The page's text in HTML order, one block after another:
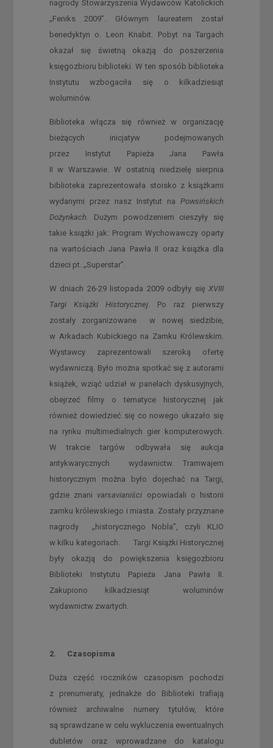
nagrody Stowarzyszenia Wydawców Katolickich
„Feniks 2009”. Głównym laureatem został
benedyktyn o. Leon Knabit. Pobyt na Targach
okazał się świetną okazją do poszerzenia
księgozbioru biblioteki. W ten sposób biblioteka
Instytutu wzbogaciła się o kilkadziesiąt
woluminów.
Biblioteka włącza się również w organizację
bieżących inicjatyw podejmowanych
przez Instytut Papieża Jana Pawła
II w Warszawie. W ostatnią niedzielę sierpnia
biblioteka zaprezentowała stoisko z książkami
wydanymi przez nasz Instytut naPowsińskich
Dożynkach.
Dużym powodzeniem cieszyły się
takie książki jak: Program Wychowawczy oparty
na wartościach Jana Pawła II oraz książka dla
dzieci pt. „Superstar”.
W dniach 26-29 listopada 2009 odbyły się XVIII
Targi Książki Historycznej. Po raz pierwszy
zostały zorganizowane w nowej siedzibie,
w Arkadach Kubickiego na Zamku Królewskim.
Wystawcy zaprezentowali szeroką ofertę
wydawniczą. Było można spotkać się z autorami
książek, wziąć udział w panelach dyskusyjnych,
obejrzeć filmy o tematyce historycznej jak
również dowiedzieć się co nowego ukazało się
na rynku multimedialnych gier komputerowych.
W trakcie targów odbywała się aukcja
antykwarycznych wydawnictw. Tramwajem
historycznym można było dojechać na Targi,
gdzie znani varsavianiści opowiadali o historii
zamku królewskiego i miasta. Zostały przyznane
nagrody „historycznego Nobla”, czyli KLIO
w kilku kategoriach. Targi Książki Historycznej
były okazją do powiększenia księgozbioru
Biblioteki Instytutu Papieża Jana Pawła II.
Zakupiono kilkadziesiąt woluminów
wydawnictw zwartych.
2. Czasopisma
Duża część roczników czasopism pochodzi
z prenumeraty, jednakże do Biblioteki trafiają
również archiwalne numery tytułów, które
są sprawdzane w celu wykluczenia ewentualnych
dubletów oraz wprowadzane do katalogu